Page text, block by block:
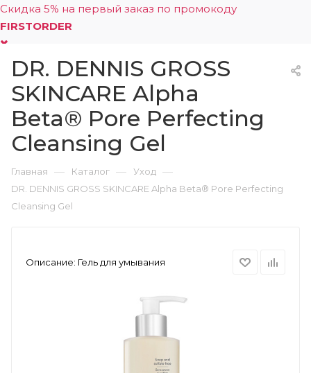
Скидка 5% на первый заказ по промокоду
FIRSTORDER
0
DR. DENNIS GROSS
SKINCARE Alpha
Beta® Pore Perfecting
Cleansing Gel
Главная — Каталог — Уход —
DR. DENNIS GROSS SKINCARE Alpha Beta® Pore Perfecting
Cleansing Gel
Описание: Гель для умывания